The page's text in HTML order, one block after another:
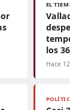
EL
los
Hace